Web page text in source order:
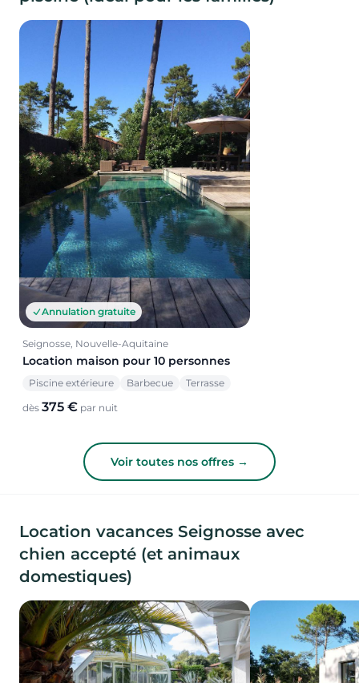
Annulation gratuite
Seignosse, Nouvelle-Aquitaine
Location maison pour 10 personnes
Piscine extérieure Barbecue Terrasse
dès 375 € par nuit
Voir toutes nos offres →
Location vacances Seignosse avec
chien accepté (et animaux
domestiques)